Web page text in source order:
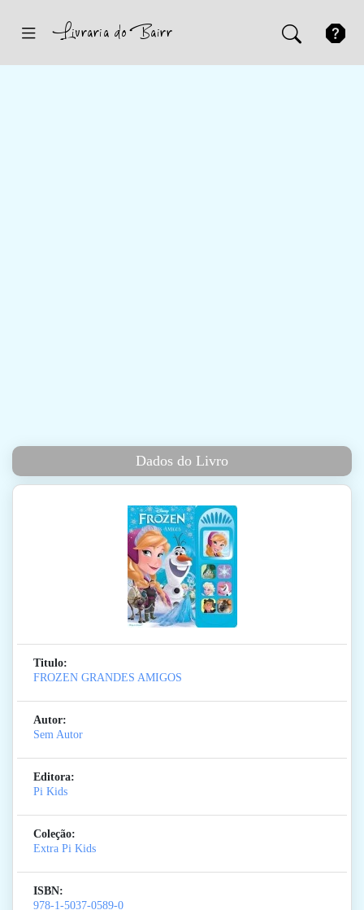
Dados do Livro
Titulo:
FROZEN GRANDES AMIGOS
Autor:
Sem Autor
Editora:
Pi Kids
Coleção:
Extra Pi Kids
ISBN:
978-1-5037-0589-0